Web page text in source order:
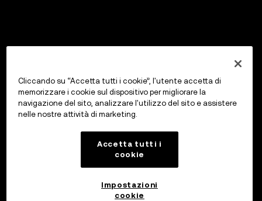
Cliccando su “Accetta tutti i cookie”, l'utente accetta di
memorizzare i cookie sul dispositivo per migliorare la
navigazione del sito, analizzare l'utilizzo del sito e assistere
nelle nostre attività di marketing.
Accetta tutti i
cookie
Impostazioni
cookie